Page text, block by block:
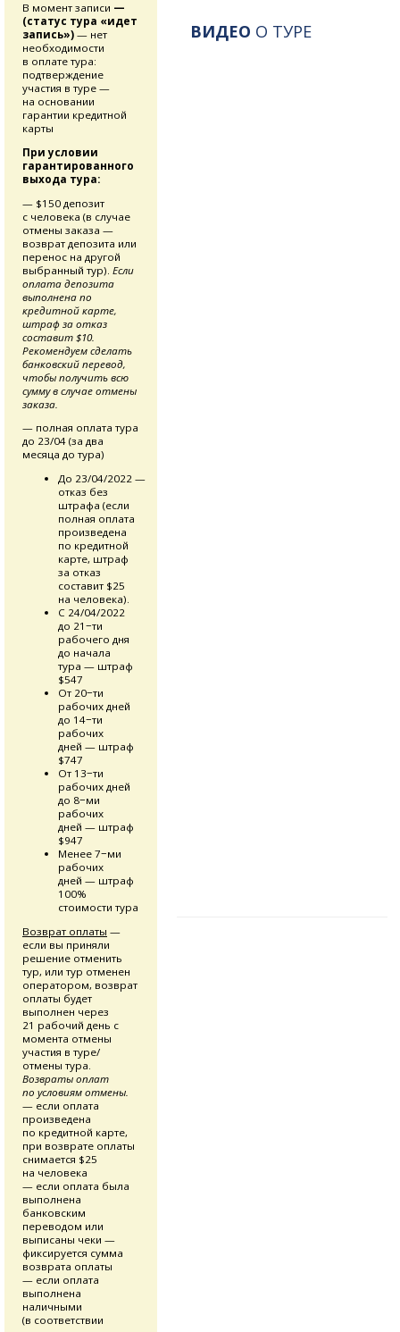
ВИДЕО О ТУРЕ
В момент записи —
(статус тура «идет
запись») — нет
необходимости
в оплате тура:
подтверждение
участия в туре —
на основании
гарантии кредитной
карты
При условии
гарантированного
выхода тура:
— $150 депозит
с человека (в случае
отмены заказа —
возврат депозита или
перенос на другой
выбранный тур). Если
оплата депозита
выполнена по
кредитной карте,
штраф за отказ
составит $10.
Рекомендуем сделать
банковский перевод,
чтобы получить всю
сумму в случае отмены
заказа.
— полная оплата тура
до 23/04 (за два
месяца до тура)
До 23/04/2022 —
отказ без
штрафа (если
полная оплата
произведена
по кредитной
карте, штраф
за отказ
составит $25
на человека).
С 24/04/2022
до 21−ти
рабочего дня
до начала
тура — штраф
$547
От 20−ти
рабочих дней
до 14−ти
рабочих
дней — штраф
$747
От 13−ти
рабочих дней
до 8−ми
рабочих
дней — штраф
$947
Менее 7−ми
рабочих
дней — штраф
100%
стоимости тура
Возврат оплаты —
если вы приняли
решение отменить
тур, или тур отменен
оператором, возврат
оплаты будет
выполнен через
21 рабочий день с
момента отмены
участия в туре/
отмены тура.
Возвраты оплат
по условиям отмены.
— если оплата
произведена
по кредитной карте,
при возврате оплаты
снимается $25
на человека
— если оплата была
выполнена
банковским
переводом или
выписаны чеки —
фиксируется сумма
возврата оплаты
— если оплата
выполнена
наличными
(в соответствии